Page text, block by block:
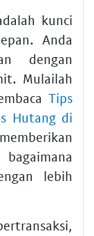
kunci
Anda
dengan
Mulailah
Tips
Hutang di
lebih